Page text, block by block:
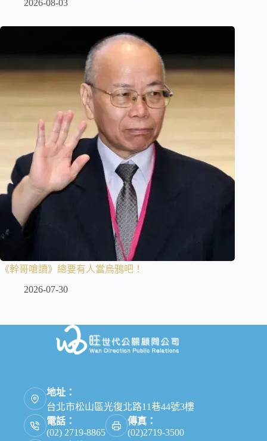
2026-08-03
《幹哥嗆讀》總要有人當烏鴉吧！
2026-07-30
地址：
台北市松山區光復北路11巷44號3樓
電話：
(02) 2719-8865
傳真：
(02)2719-3500